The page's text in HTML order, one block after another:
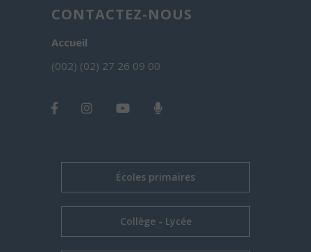
CONTACTEZ-NOUS
Accueil
(002) (02) 27 26 09 00
Écoles primaires
Collège - Lycée